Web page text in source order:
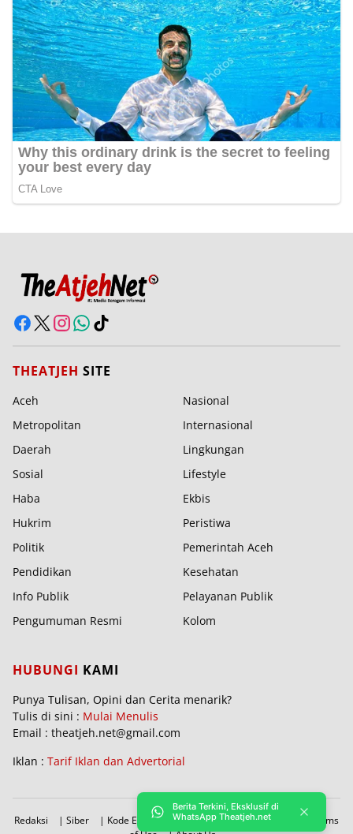
THEATJEH SITE
Aceh
Nasional
Metropolitan
Internasional
Daerah
Lingkungan
Sosial
Lifestyle
Haba
Ekbis
Hukrim
Peristiwa
Politik
Pemerintah Aceh
Pendidikan
Kesehatan
Info Publik
Pelayanan Publik
Pengumuman Resmi
Kolom
HUBUNGI KAMI
Punya Tulisan, Opini dan Cerita menarik?
Tulis di sini : Mulai Menulis
Email : theatjeh.net@gmail.com
Iklan : Tarif Iklan dan Advertorial
Redaksi | Siber | Kode Etik | PBRA |Donasi |Sitemap |
Terms
Berita Terkini, Eksklusif di
WhatsApp Theatjeh.net